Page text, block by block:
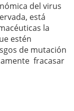
del virus
está
la
estén
de mutación
fracasar